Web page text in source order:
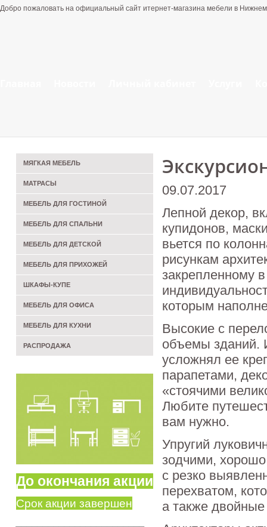
Добро пожаловать на официальный сайт итернет-магазина мебели в
09.07.2017
Лепной декор,
купидонов,
вьется по
рисункам
закрепленному
которым
Высокие с
объемы зданий.
усложнял ее
парапетами,
«стоячими
Любите
вам нужно.
Упругий
зодчими,
с резко
перехватом,
а также
МЯГКАЯ МЕБЕЛЬ
МАТРАСЫ
МЕБЕЛЬ ДЛЯ ГОСТИНОЙ
МЕБЕЛЬ ДЛЯ СПАЛЬНИ
МЕБЕЛЬ ДЛЯ ДЕТСКОЙ
МЕБЕЛЬ ДЛЯ ПРИХОЖЕЙ
ШКАФЫ-КУПЕ
МЕБЕЛЬ ДЛЯ ОФИСА
МЕБЕЛЬ ДЛЯ КУХНИ
РАСПРОДАЖА
До окончания акции
Срок акции завершен